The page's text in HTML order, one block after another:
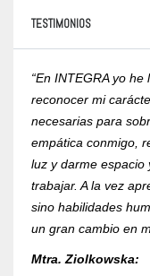
TESTIMONIOS
“En INTEGRA yo
reconocer mi
necesarias para
empática conmigo,
luz y darme espacio
trabajar. A la vez
sino habilidades
un gran cambio en
Mtra. Ziolkowska: